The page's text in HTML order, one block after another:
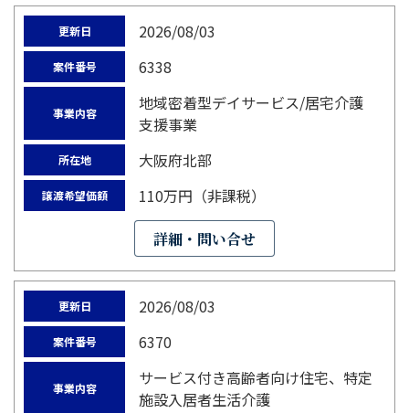
更新日 2026/08/03
案件番号 6338
事業内容
地域密着型デイサービス/居宅介護
支援事業
所在地 大阪府北部
譲渡希望価額 110万円（非課税）
詳細・問い合せ
更新日 2026/08/03
案件番号 6370
事業内容
サービス付き高齢者向け住宅、特定
施設入居者生活介護